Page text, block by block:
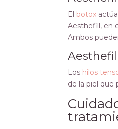
El botox
Aesthefill, en
Ambos
Los hilos
de la piel que